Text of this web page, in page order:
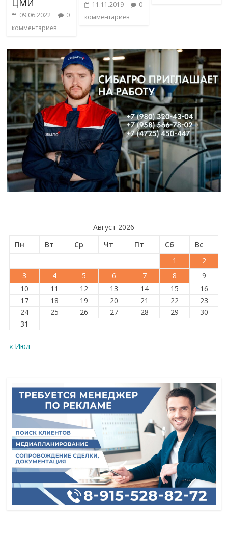
09.06.2022
0
комментариев
11.11.2019
0
комментариев
Август 2026
Пн
Вт Ср Чт Пт Сб
Вс
1
2
3
4 5 6 7 8
9
10
11 12 13 14 15
16
17
18 19 20 21 22
23
24
25 26 27 28 29
30
31
« Июл